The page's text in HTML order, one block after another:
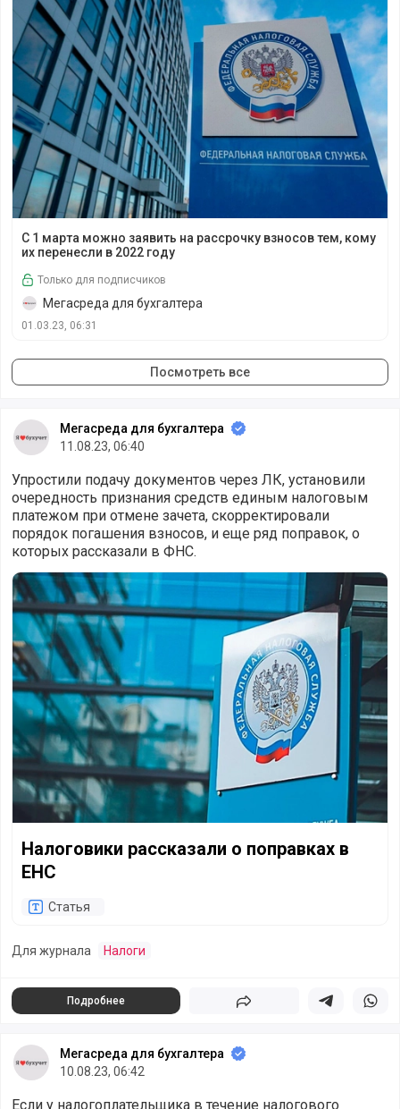
С 1 марта можно заявить на рассрочку взносов тем, кому
их перенесли в 2022 году
Только для подписчиков
Мегасреда для бухгалтера
01.03.23, 06:31
Посмотреть все
Мегасреда для бухгалтера
11.08.23, 06:40
Упростили подачу документов через ЛК, установили
очередность признания средств единым налоговым
платежом при отмене зачета, скорректировали
порядок погашения взносов, и еще ряд поправок, о
которых рассказали в ФНС.
Налоговики рассказали о поправках в ЕНС
Налоговики рассказали о поправках в
ЕНС
Статья
Для журнала Налоги
Подробнее Поделиться Поделиться в
Мегасреда для бухгалтера
10.08.23, 06:42
Если у налогоплательщика в течение налогового